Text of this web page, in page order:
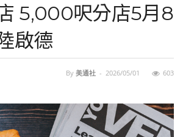
5,000呎分店5月8
啟德
By 美通社 - 2026/05/01 603